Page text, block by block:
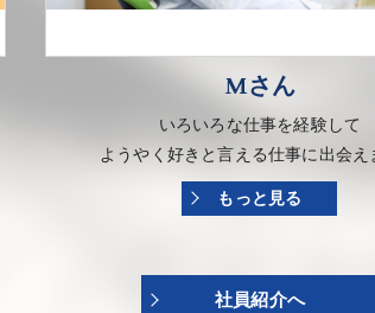
Mさん
いろいろな仕事を経験して
ようやく好きと言える仕事に出会え
もっと見る
社員紹介へ